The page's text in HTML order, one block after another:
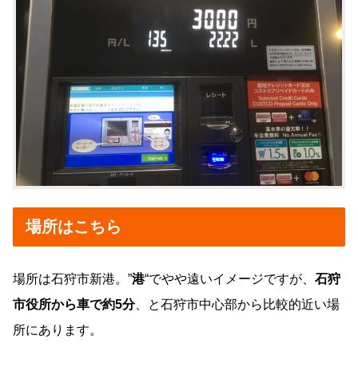
場所はこちら
場所は石狩市新港。”港“でやや遠いイメージですが、 石狩
市役所から車で約5分、と石狩市中心部から比較的近い場
所にあります。